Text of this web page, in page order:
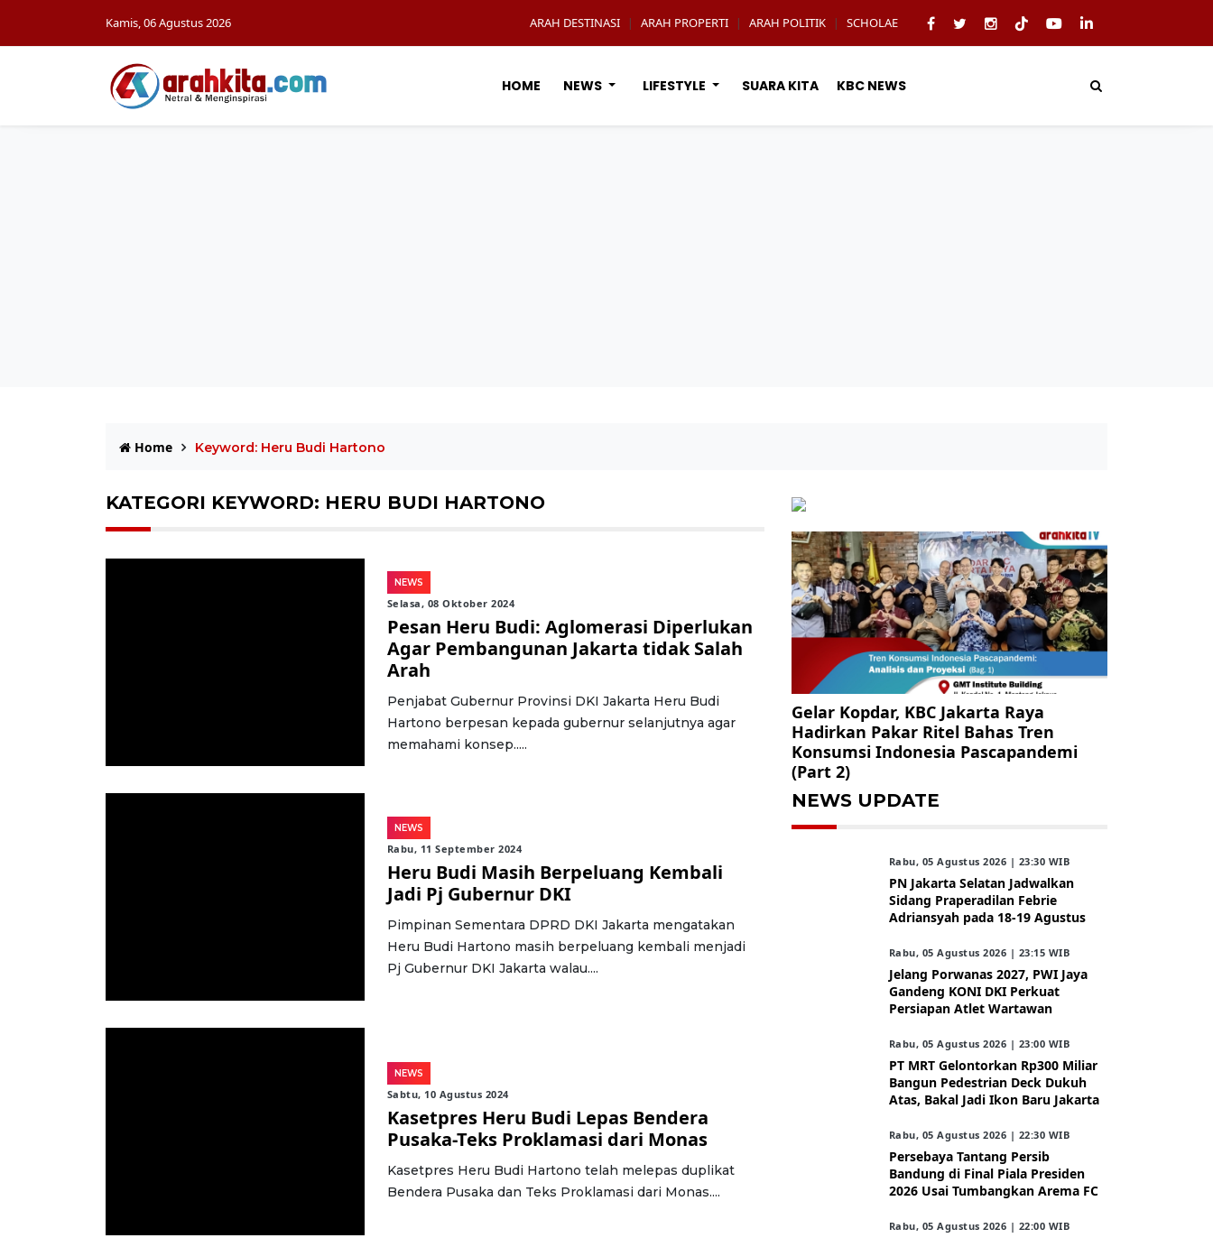
Kamis, 06 Agustus 2026 ARAH DESTINASI | ARAH PROPERTI | ARAH POLITIK | SCHOLAE
HOME NEWS LIFESTYLE SUARA KITA KBC NEWS
Home Keyword: Heru Budi Hartono
KATEGORI KEYWORD: HERU BUDI HARTONO
NEWS
Selasa, 08 Oktober 2024
Pesan Heru Budi: Aglomerasi Diperlukan
Agar Pembangunan Jakarta tidak Salah
Arah
Penjabat Gubernur Provinsi DKI Jakarta Heru Budi
Hartono berpesan kepada gubernur selanjutnya agar
memahami konsep.....
NEWS
Rabu, 11 September 2024
Heru Budi Masih Berpeluang Kembali
Jadi Pj Gubernur DKI
Pimpinan Sementara DPRD DKI Jakarta mengatakan
Heru Budi Hartono masih berpeluang kembali menjadi
Pj Gubernur DKI Jakarta walau....
NEWS
Sabtu, 10 Agustus 2024
Kasetpres Heru Budi Lepas Bendera
Pusaka-Teks Proklamasi dari Monas
Kasetpres Heru Budi Hartono telah melepas duplikat
Bendera Pusaka dan Teks Proklamasi dari Monas....
Gelar Kopdar, KBC Jakarta Raya
Hadirkan Pakar Ritel Bahas Tren
Konsumsi Indonesia Pascapandemi
(Part 2)
NEWS UPDATE
Rabu, 05 Agustus 2026 | 23:30 WIB
PN Jakarta Selatan Jadwalkan
Sidang Praperadilan Febrie
Adriansyah pada 18-19 Agustus
Rabu, 05 Agustus 2026 | 23:15 WIB
Jelang Porwanas 2027, PWI Jaya
Gandeng KONI DKI Perkuat
Persiapan Atlet Wartawan
Rabu, 05 Agustus 2026 | 23:00 WIB
PT MRT Gelontorkan Rp300 Miliar
Bangun Pedestrian Deck Dukuh
Atas, Bakal Jadi Ikon Baru Jakarta
Rabu, 05 Agustus 2026 | 22:30 WIB
Persebaya Tantang Persib
Bandung di Final Piala Presiden
2026 Usai Tumbangkan Arema FC
Rabu, 05 Agustus 2026 | 22:00 WIB